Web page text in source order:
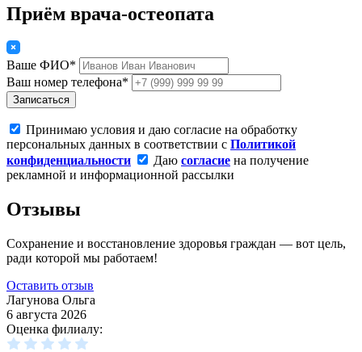
Приём врача-остеопата
Ваше ФИО*
Ваш номер телефона*
Записаться
Принимаю условия и даю согласие на обработку
персональных данных в соответствии с Политикой
конфиденциальности
Даю согласие на получение
рекламной и информационной рассылки
Отзывы
Сохранение и восстановление здоровья граждан — вот цель,
ради которой мы работаем!
Оставить отзыв
Лагунова Ольга
6 августа 2026
Оценка филиалу: